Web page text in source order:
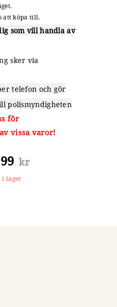
att köpa till.
som vill handla av
sker via
telefon och gör
polismyndigheten
för
vissa varor!
kr
i lager